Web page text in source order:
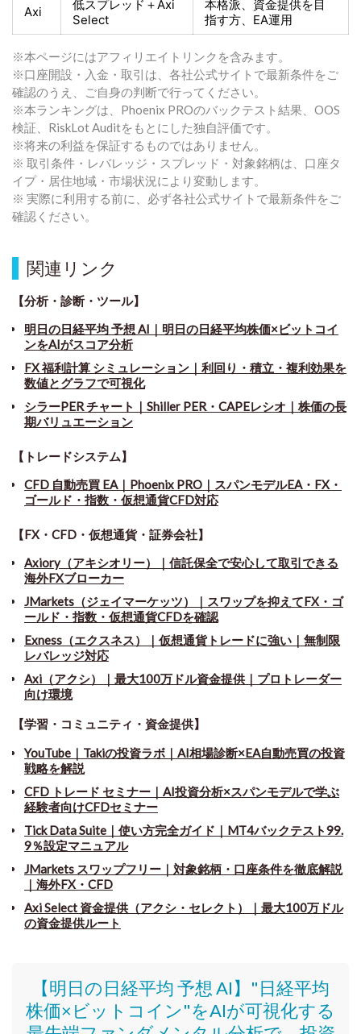
Axi 低スプレッド＋Axi
Select
本格派、資金提供を目
指す方、EA運用
※本ページにはアフィリエイトリンクを含みます。
※口座開設・入金・取引は、各社公式サイトで最新条件をご
確認のうえ、ご自身の判断で行ってください。
※本ランキングは、Phoenix PROのバックテスト結果、OOS
検証、RiskLot Auditをもとにした独自評価です。
※将来の利益を保証するものではありません。
※ 取引条件・レバレッジ・スプレッド・対象銘柄は、口座タ
イプ・居住地域・市場状況により変動します。
※ 実際に利用する前に、必ず各社公式サイトで最新条件をご
確認ください。
関連リンク
【分析・診断・ツール】
明日の日経平均 予想 AI｜明日の日経平均株価×ビットコイ
ンをAIがスコア分析
FX 福利計算 シミュレーション｜利回り・積立・複利効果を
数値とグラフで可視化
シラーPER チャート ｜ Shiller PER・CAPEレシオ｜株価の長
期バリュエーション
【トレードシステム】
CFD 自動売買 EA｜Phoenix PRO｜スパンモデルEA・FX・
ゴールド・指数・仮想通貨CFD対応
【FX・CFD・仮想通貨・証券会社】
Axiory（アキシオリー）｜信託保全で安心して取引できる
海外FXブローカー
JMarkets（ジェイマーケッツ）｜スワップを抑えてFX・ゴ
ールド・指数・仮想通貨CFDを確認
Exness（エクスネス）｜仮想通貨トレードに強い｜無制限
レバレッジ対応
Axi（アクシ）｜最大100万ドル資金提供｜プロトレーダー
向け環境
【学習・コミュニティ・資金提供】
YouTube｜Takiの投資ラボ｜AI相場診断×EA自動売買の投資
戦略を解説
CFD トレード セミナー ｜ AI投資分析×スパンモデルで学ぶ
経験者向けCFDセミナー
Tick Data Suite ｜ 使い方完全ガイド｜MT4バックテスト99.
9％設定マニュアル
JMarkets スワップフリー ｜ 対象銘柄・口座条件を徹底解説
｜海外FX・CFD
Axi Select 資金提供（アクシ・セレクト）｜最大100万ドル
の資金提供ルート
【明日の日経平均 予想 AI】"日経平均
株価×ビットコイン"をAIが可視化する